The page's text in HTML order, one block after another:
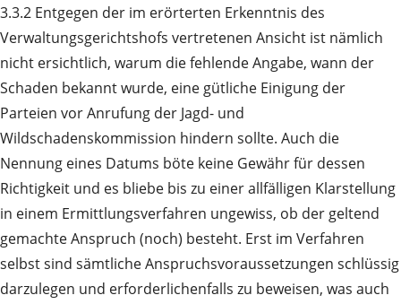
3.3.2 Entgegen der im erörterten Erkenntnis des
Verwaltungsgerichtshofs vertretenen Ansicht ist nämlich
nicht ersichtlich, warum die fehlende Angabe, wann der
Schaden bekannt wurde, eine gütliche Einigung der
Parteien vor Anrufung der Jagd- und
Wildschadenskommission hindern sollte. Auch die
Nennung eines Datums böte keine Gewähr für dessen
Richtigkeit und es bliebe bis zu einer allfälligen Klarstellung
in einem Ermittlungsverfahren ungewiss, ob der geltend
gemachte Anspruch (noch) besteht. Erst im Verfahren
selbst sind sämtliche Anspruchsvoraussetzungen schlüssig
darzulegen und erforderlichenfalls zu beweisen, was auch